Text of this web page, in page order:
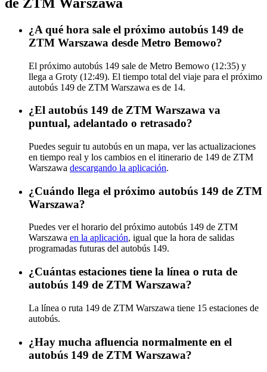
¿A qué hora sale el próximo autobús 149 de
ZTM Warszawa desde Metro Bemowo?
El próximo autobús 149 sale de Metro Bemowo (12:35) y
llega a Groty (12:49). El tiempo total del viaje para el próximo
autobús 149 de ZTM Warszawa es de 14.
¿El autobús 149 de ZTM Warszawa va
puntual, adelantado o retrasado?
Puedes seguir tu autobús en un mapa, ver las actualizaciones
en tiempo real y los cambios en el itinerario de 149 de ZTM
Warszawa descargando la aplicación.
¿Cuándo llega el próximo autobús 149 de ZTM
Warszawa?
Puedes ver el horario del próximo autobús 149 de ZTM
Warszawa en la aplicación, igual que la hora de salidas
programadas futuras del autobús 149.
¿Cuántas estaciones tiene la línea o ruta de
autobús 149 de ZTM Warszawa?
La línea o ruta 149 de ZTM Warszawa tiene 15 estaciones de
autobús.
¿Hay mucha afluencia normalmente en el
autobús 149 de ZTM Warszawa?